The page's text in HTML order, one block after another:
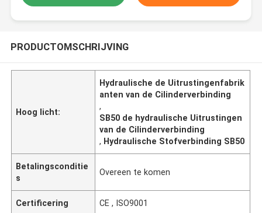
PRODUCTOMSCHRIJVING
Hoog licht:
Hydraulische de Uitrustingenfabrik
anten van de Cilinderverbinding
,
SB50 de hydraulische Uitrustingen
van de Cilinderverbinding
, Hydraulische Stofverbinding SB50
Betalingsconditie
s
Overeen te komen
Certificering CE , ISO9001